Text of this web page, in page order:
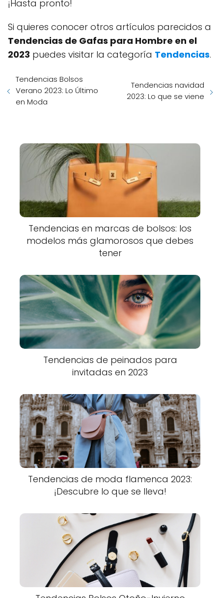
¡Hasta pronto!
Si quieres conocer otros artículos parecidos a
Tendencias de Gafas para Hombre en el
2023 puedes visitar la categoría Tendencias.
Tendencias Bolsos
Verano 2023: Lo Último
en Moda
Tendencias navidad
2023: Lo que se viene
Tendencias en marcas de bolsos: los
modelos más glamorosos que debes
tener
Tendencias de peinados para
invitadas en 2023
Tendencias de moda flamenca 2023:
¡Descubre lo que se lleva!